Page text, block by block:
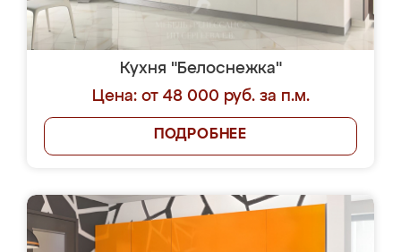
Кухня "Белоснежка"
Цена: от 48 000 руб. за п.м.
ПОДРОБНЕЕ